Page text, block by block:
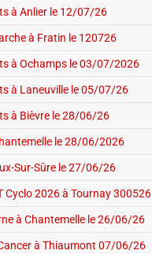
à Anlier le 12/07/26
à Fratin le 120726
à Ochamps le 03/07/2026
à Laneuville le 05/07/26
à Bièvre le 28/06/26
le 28/06/2026
Sur-Sûre le 27/06/26
Cyclo 2026 à Tournay 300526
à Chantemelle le 26/06/26
à Thiaumont 07/06/26